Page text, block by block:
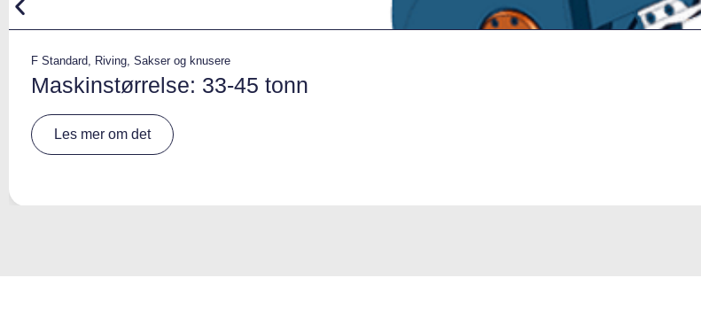
F Standard Riving Sakser og knusere
Maskinstørrelse: 33-45 tonn
Les mer om det